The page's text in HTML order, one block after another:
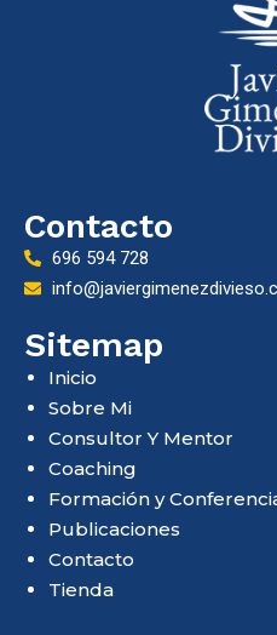
Contacto
696 594 728
Sitemap
Inicio
Sobre Mi
Consultor Y Mentor
Coaching
Formación y
Publicaciones
Contacto
Tienda